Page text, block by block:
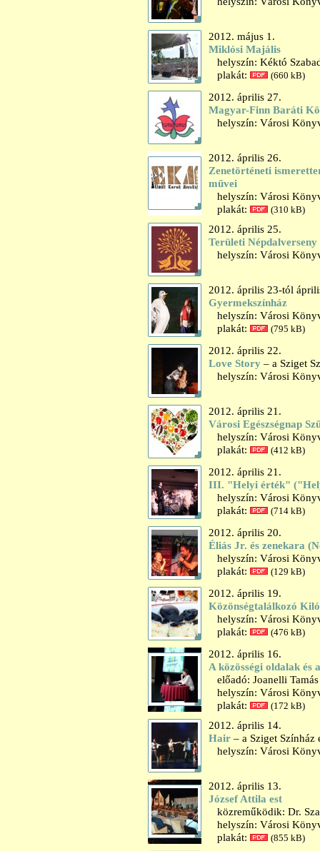
2012. május 1.
Miklósi Majális
helyszín: Kéktó
plakát:
(660 kB)
2012. április 27.
Magyar-Finn Baráti
helyszín: Városi
2012. április 26.
Zenetörténeti
művei
helyszín: Városi
plakát:
(310 kB)
2012. április 25.
Területi Népdalverseny
helyszín: Városi
2012. április 23-tól
Gyermekszínház
helyszín: Városi
plakát:
(795 kB)
2012. április 22.
Love Story – a Sziget
helyszín: Városi
2012. április 21.
Városi Egészségnap
helyszín: Városi
plakát:
(412 kB)
2012. április 21.
III. "Helyi érték"
helyszín: Városi
plakát:
(714 kB)
2012. április 20.
Éliás Jr. és zenekara
helyszín: Városi
plakát:
(129 kB)
2012. április 19.
Közönségtalálkozó
helyszín: Városi
plakát:
(476 kB)
2012. április 16.
A közösségi oldalak és
előadó: Joanelli
helyszín: Városi
plakát:
(172 kB)
2012. április 14.
Hair – a Sziget Színház
helyszín: Városi
2012. április 13.
József Attila est
közreműködik: Dr.
helyszín: Városi
plakát:
(855 kB)